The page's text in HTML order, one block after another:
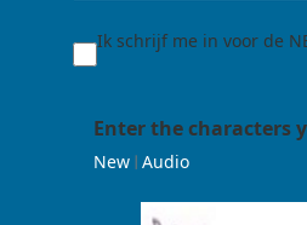
Ik schrijf me in voor de
Enter the characters
New | Audio